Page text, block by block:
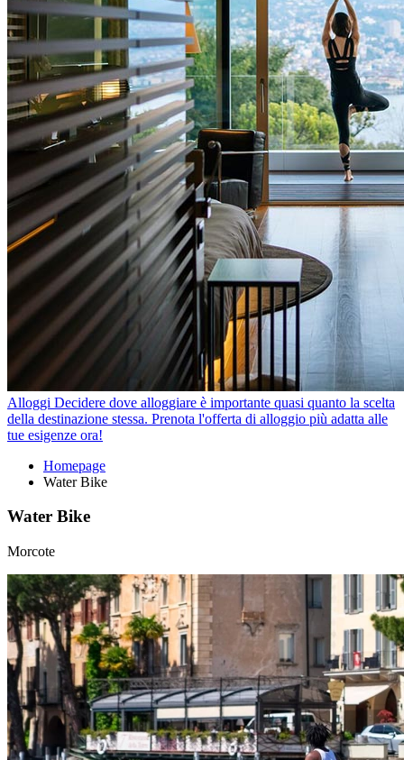
Alloggi Decidere dove alloggiare è importante quasi quanto la scelta
della destinazione stessa. Prenota l'offerta di alloggio più adatta alle
tue esigenze ora!
Homepage
Water Bike
Water Bike
Morcote